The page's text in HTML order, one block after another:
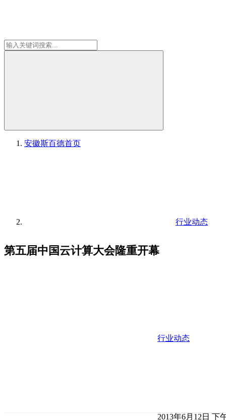
安徽斯百德首页
行业动态
第五届中国云计算大会隆重开幕
行业动态
2013年6月12日 下